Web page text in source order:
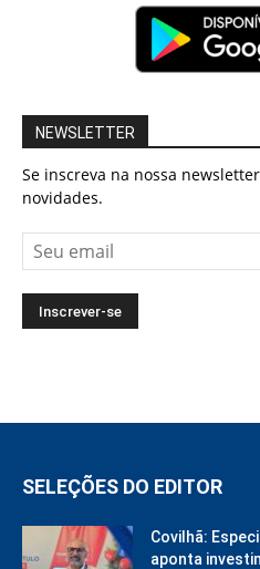
NEWSLETTER
Se inscreva na nossa
novidades.
SELEÇÕES DO EDITOR
Covilhã:
aponta